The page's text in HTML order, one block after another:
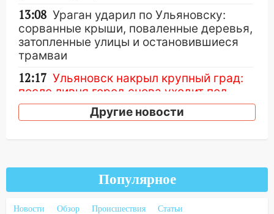
13:08 Ураган ударил по Ульяновску:
сорванные крыши, поваленные деревья,
затопленные улицы и остановившиеся
трамваи
12:17 Ульяновск накрыл крупный град:
после ливня город снова уходит под
воду
Пьяная женщина сбила
шестилетнего ребёнка на улице
Федерации: возбуждено уголовное дело
Другие новости
Популярное
Новости Обзор Происшествия
Статьи